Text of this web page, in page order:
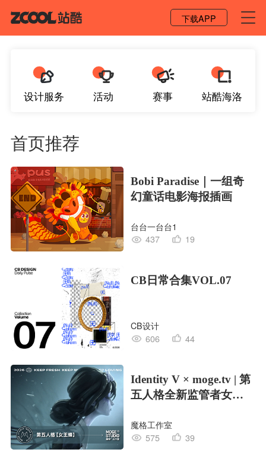
下载APP
设计服务 活动 赛事 站酷海洛
首页推荐
Bobi Paradise｜一组奇
幻童话电影海报插画
台台一台台1
437
19
CB日常合集VOL.07
CB设计
606
44
Identity V × moge.tv | 第
五人格全新监管者女王
魔格工作室
575
39